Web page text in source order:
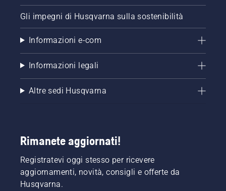
Gli impegni di Husqvarna sulla sostenibilità
Informazioni e-com
Informazioni legali
Altre sedi Husqvarna
Rimanete aggiornati!
Registratevi oggi stesso per ricevere
aggiornamenti, novità, consigli e offerte da
Husqvarna.